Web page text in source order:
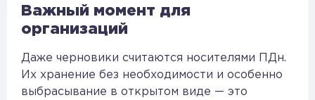
Важный момент для
организаций
Даже черновики считаются носителями ПДн.
Их хранение без необходимости и особенно
выбрасывание в открытом виде — это